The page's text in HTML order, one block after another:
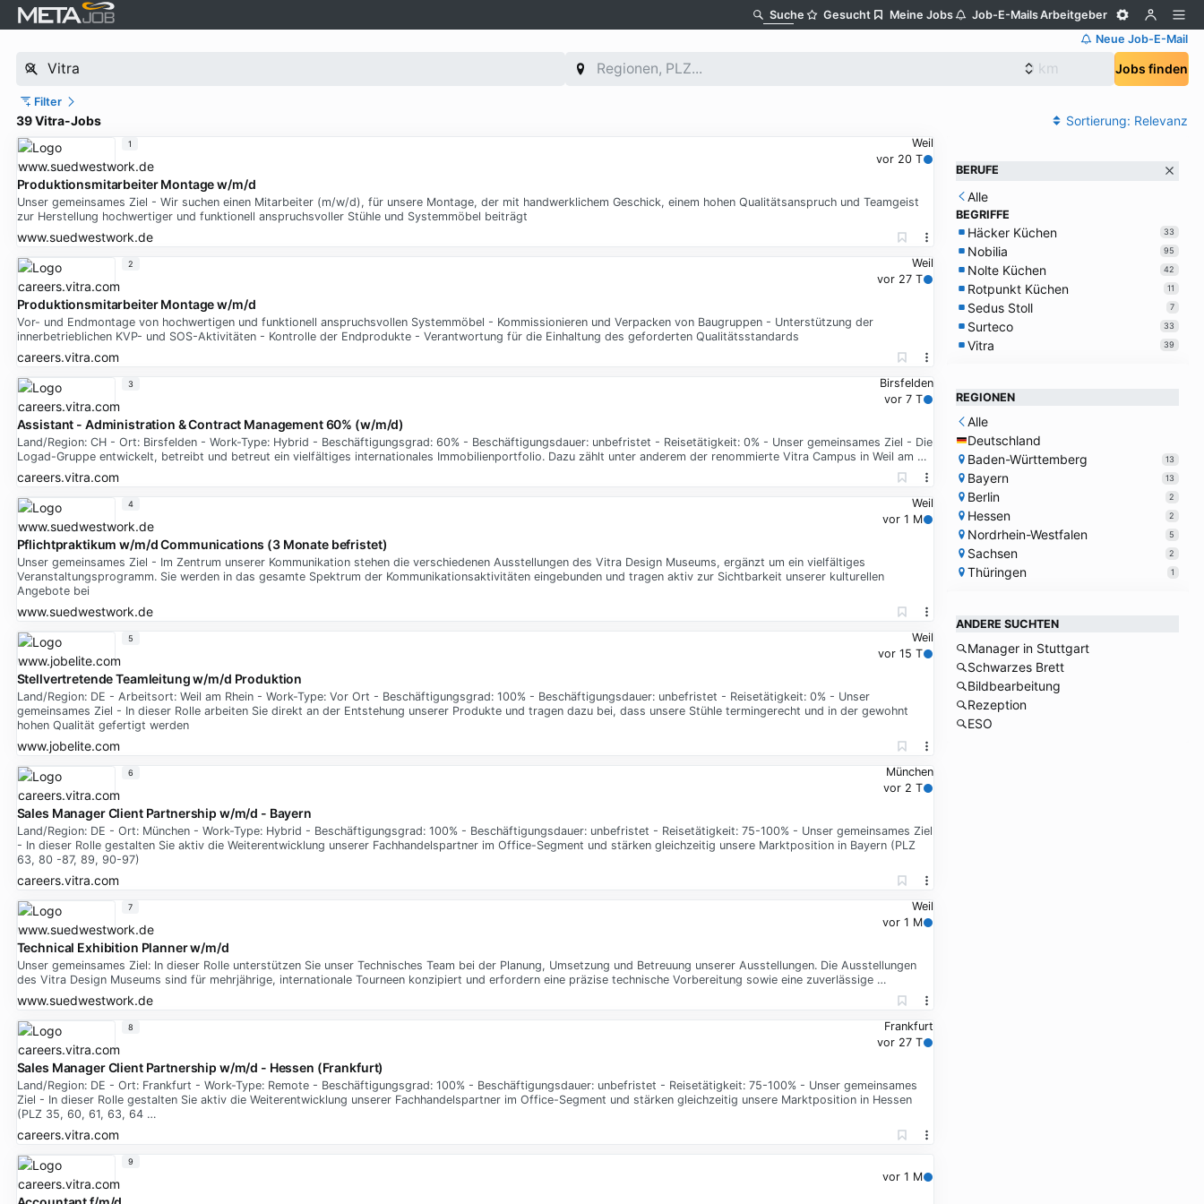
Suche Gesucht Meine Jobs Job-E-MailsArbeitgeber
Neue Job-E-Mail
Jobs finden
Filter
39 Vitra-Jobs Sortierung: Relevanz
Weil
vor 20 T
Produktionsmitarbeiter Montage w/m/d
Unser gemeinsames Ziel - Wir suchen einen Mitarbeiter (m/w/d), für unsere Montage, der mit handwerklichem Geschick, einem hohen Qualitätsanspruch und Teamgeist
zur Herstellung hochwertiger und funktionell anspruchsvoller Stühle und Systemmöbel beiträgt
www.suedwestwork.de
1
Weil
vor 27 T
Produktionsmitarbeiter Montage w/m/d
Vor- und Endmontage von hochwertigen und funktionell anspruchsvollen Systemmöbel - Kommissionieren und Verpacken von Baugruppen - Unterstützung der
innerbetrieblichen KVP- und SOS-Aktivitäten - Kontrolle der Endprodukte - Verantwortung für die Einhaltung des geforderten Qualitätsstandards
careers.vitra.com
2
Birsfelden
vor 7 T
Assistant - Administration & Contract Management 60% (w/m/d)
Land/Region: CH - Ort: Birsfelden - Work-Type: Hybrid - Beschäftigungsgrad: 60% - Beschäftigungsdauer: unbefristet - Reisetätigkeit: 0% - Unser gemeinsames Ziel - Die
Logad-Gruppe entwickelt, betreibt und betreut ein vielfältiges internationales Immobilienportfolio. Dazu zählt unter anderem der renommierte Vitra Campus in Weil am …
careers.vitra.com
3
Weil
vor 1 M
Pflichtpraktikum w/m/d Communications (3 Monate befristet)
Unser gemeinsames Ziel - Im Zentrum unserer Kommunikation stehen die verschiedenen Ausstellungen des Vitra Design Museums, ergänzt um ein vielfältiges
Veranstaltungsprogramm. Sie werden in das gesamte Spektrum der Kommunikationsaktivitäten eingebunden und tragen aktiv zur Sichtbarkeit unserer kulturellen
Angebote bei
www.suedwestwork.de
4
Weil
vor 15 T
Stellvertretende Teamleitung w/m/d Produktion
Land/Region: DE - Arbeitsort: Weil am Rhein - Work-Type: Vor Ort - Beschäftigungsgrad: 100% - Beschäftigungsdauer: unbefristet - Reisetätigkeit: 0% - Unser
gemeinsames Ziel - In dieser Rolle arbeiten Sie direkt an der Entstehung unserer Produkte und tragen dazu bei, dass unsere Stühle termingerecht und in der gewohnt
hohen Qualität gefertigt werden
www.jobelite.com
5
München
vor 2 T
Sales Manager Client Partnership w/m/d - Bayern
Land/Region: DE - Ort: München - Work-Type: Hybrid - Beschäftigungsgrad: 100% - Beschäftigungsdauer: unbefristet - Reisetätigkeit: 75-100% - Unser gemeinsames Ziel
- In dieser Rolle gestalten Sie aktiv die Weiterentwicklung unserer Fachhandelspartner im Office-Segment und stärken gleichzeitig unsere Marktposition in Bayern (PLZ
63, 80 -87, 89, 90-97)
careers.vitra.com
6
Weil
vor 1 M
Technical Exhibition Planner w/m/d
Unser gemeinsames Ziel: In dieser Rolle unterstützen Sie unser Technisches Team bei der Planung, Umsetzung und Betreuung unserer Ausstellungen. Die Ausstellungen
des Vitra Design Museums sind für mehrjährige, internationale Tourneen konzipiert und erfordern eine präzise technische Vorbereitung sowie eine zuverlässige …
www.suedwestwork.de
7
Frankfurt
vor 27 T
Sales Manager Client Partnership w/m/d - Hessen (Frankfurt)
Land/Region: DE - Ort: Frankfurt - Work-Type: Remote - Beschäftigungsgrad: 100% - Beschäftigungsdauer: unbefristet - Reisetätigkeit: 75-100% - Unser gemeinsames
Ziel - In dieser Rolle gestalten Sie aktiv die Weiterentwicklung unserer Fachhandelspartner im Office-Segment und stärken gleichzeitig unsere Marktposition in Hessen
(PLZ 35, 60, 61, 63, 64 …
careers.vitra.com
8
vor 1 M
9
BERUFE
Alle
BEGRIFFE
Häcker Küchen 33
Nobilia 95
Nolte Küchen 42
Rotpunkt Küchen 11
Sedus Stoll 7
Surteco 33
Vitra 39
REGIONEN
Alle
Deutschland
Baden-Württemberg
13
Bayern 13
Berlin 2
Hessen 2
Nordrhein-Westfalen 5
Sachsen 2
Thüringen 1
ANDERE SUCHTEN
Manager in Stuttgart
Schwarzes Brett
Bildbearbeitung
Rezeption
ESO